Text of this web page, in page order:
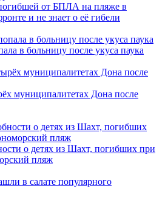
от БПЛА на пляже в
и не знает о её гибели
в больницу после укуса паука
муниципалитетах Дона после
о детях из Шахт, погибших при
пляж